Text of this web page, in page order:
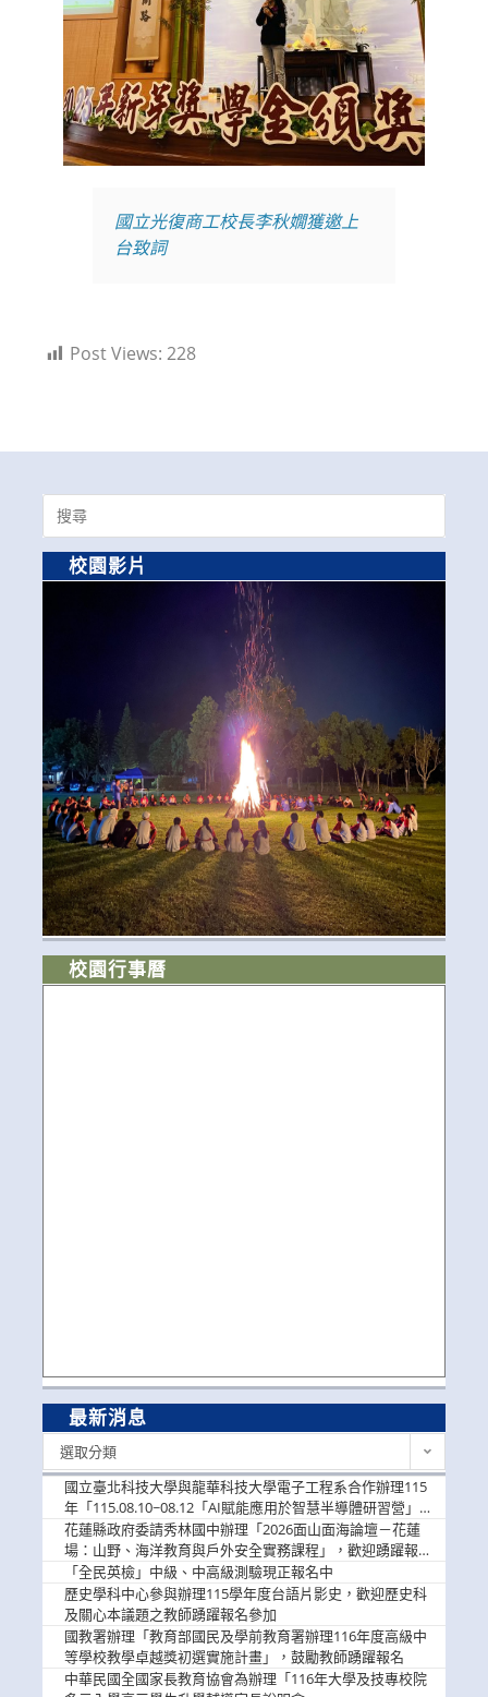
國立光復商工校長李秋嫺獲邀上
台致詞
Post Views: 228
Search
for:
校園影片
校園行事曆
最新消息
選取分類
國立臺北科技大學與龍華科技大學電子工程系合作辦理115
年「115.08.10~08.12「AI賦能應用於智慧半導體研習營」，
歡迎學生踴躍報名參加
花蓮縣政府委請秀林國中辦理「2026面山面海論壇－花蓮
場：山野、海洋教育與戶外安全實務課程」，歡迎踴躍報名
參加
「全民英檢」中級、中高級測驗現正報名中
歷史學科中心參與辦理115學年度台語片影史，歡迎歷史科
及關心本議題之教師踴躍報名參加
國教署辦理「教育部國民及學前教育署辦理116年度高級中
等學校教學卓越獎初選實施計畫」，鼓勵教師踴躍報名
中華民國全國家長教育協會為辦理「116年大學及技專校院